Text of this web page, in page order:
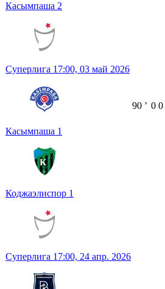
Касымпаша 2
Суперлига 17:00, 03 май 2026
Касымпаша 1
Коджаэлиспор 1
90 ʼ 0 0
Суперлига 17:00, 24 апр. 2026